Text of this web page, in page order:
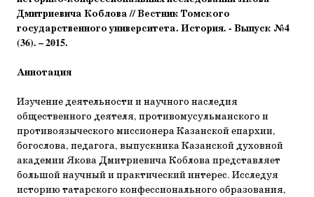
Дмитриевича Коблова // Вестник Томского
государственного университета. История. - Выпуск №4
(36). – 2015.
Аннотация
Изучение деятельности и научного наследия
общественного деятеля, противомусульманского и
противоязыческого миссионера Казанской епархии,
богослова, педагога, выпускника Казанской духовной
академии Якова Дмитриевича Коблова представляет
большой научный и практический интерес. Исследуя
историю татарского конфессионального образования,